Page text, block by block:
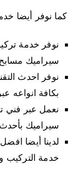
كما نوفر أيضا
نوفر خدمة
سيراميك
نوفر احدث
بكافة انواعه
نعمل عبر فني
سيراميك بأحدث
لدينا أيضا
خدمة التركيب